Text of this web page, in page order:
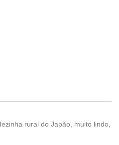
rural do Japão, muito lindo,